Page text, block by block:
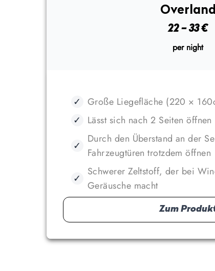
Overland
22 − 33€
per night
✓
Große Liegefläche (220 ×
✓
Lässt sich nach 2 Seiten öffnen
✓
Durch den Überstand an der
Fahrzeugtüren trotzdem öffnen
✓
Schwerer Zeltstoff, der bei
Geräusche macht
Zum